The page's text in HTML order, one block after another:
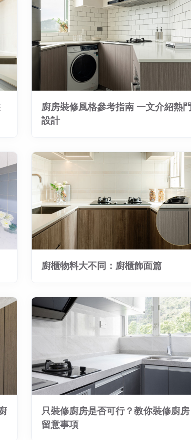
廚房裝修風格參考指南 一文介紹熱門
設計
廚櫃物料大不同：廚櫃飾面篇
只裝修廚房是否可行？教你裝修廚房
留意事項